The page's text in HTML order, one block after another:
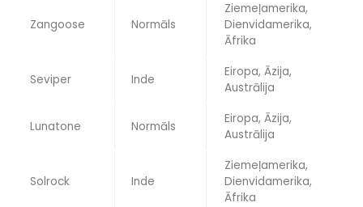
Zangoose Normāls
Ziemeļamerika,
Dienvidamerika,
Āfrika
Seviper Inde
Eiropa, Āzija,
Austrālija
Lunatone Normāls
Eiropa, Āzija,
Austrālija
Solrock Inde
Ziemeļamerika,
Dienvidamerika,
Āfrika